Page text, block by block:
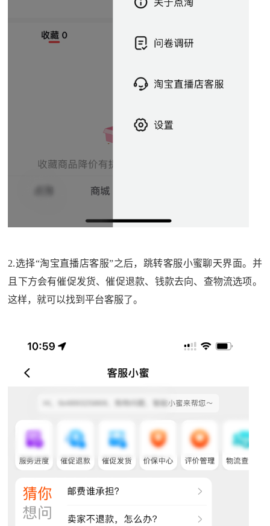
2.选择“淘宝直播店客服”之后，跳转客服小蜜聊天界面。并
且下方会有催促发货、催促退款、钱款去向、查物流选项。
这样，就可以找到平台客服了。